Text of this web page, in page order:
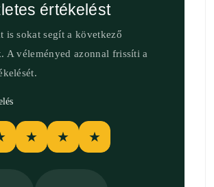
értékelést
is sokat segít a következő
A véleményed azonnal frissíti a
★ ★ ★